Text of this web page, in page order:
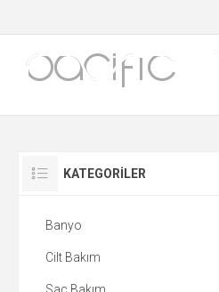
KATEGORILER
Banyo
Cilt Bakım